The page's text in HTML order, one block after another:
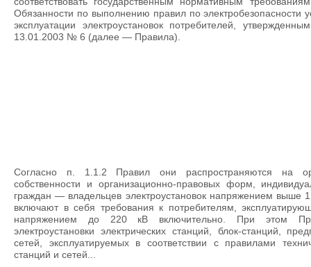
Обязанности по выполнению правил по электробезопасности
эксплуатации электроустановок потребителей,
13.01.2003 № 6 (далее — Правила).
Согласно п. 1.1.2 Правил они распространяются на
собственности и организационно-правовых форм,
граждан — владельцев электроустановок напряжением
включают в себя требования к потребителям,
напряжением до 220 кВ включительно. При этом
электроустановки электрических станций, блок-станций,
сетей, эксплуатируемых в соответствии с правилами
станций и сетей...